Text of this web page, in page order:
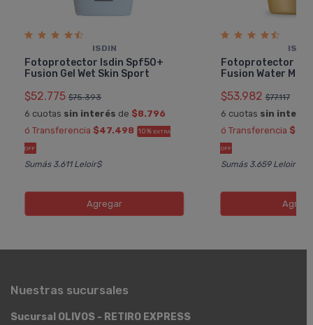
ISDIN
Fotoprotector Isdin Spf50+
Fusion Gel Wet Skin Sport
$52.775 $75.393
6 cuotas sin interés de $8.796
ó Transferencia $47.498 10% EXTRA
OFF
Sumás 3.611 Leloir$
Agregar
ISDIN
Fotoprotector
Fusion Water
$53.982 $77.117
6 cuotas sin interés
ó Transferencia
OFF
Sumás 3.659 Leloir$
Nuestras sucursales
Sucursal OLIVOS - RETIRO EXPRESS